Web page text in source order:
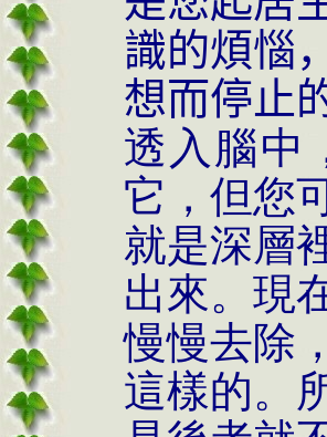
識的煩惱
想而停止
透入腦中
它，但您
就是深層
出來。現
慢慢去除
這樣的。